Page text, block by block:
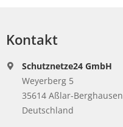
Kontakt
Schutznetze24 GmbH
Weyerberg 5
35614 Aßlar-Berghausen
Deutschland